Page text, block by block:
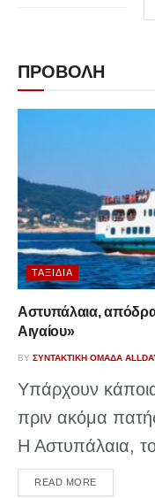
ΠΡΟΒΟΛΗ
ΤΑΞΊΔΙΑ
Αστυπάλαια,
Αιγαίου»
BY ΣΥΝΤΑΚΤΙΚΉ ΟΜΆΔΑ
Υπάρχουν
πριν ακόμα
Η Αστυπάλαια,
READ MOREDETAILS